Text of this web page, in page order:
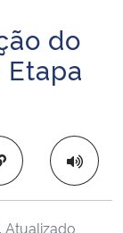
do
Etapa
Copiar para área
. Atualizado